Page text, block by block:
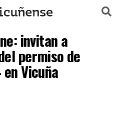
invitan a
permiso de
Vicuña